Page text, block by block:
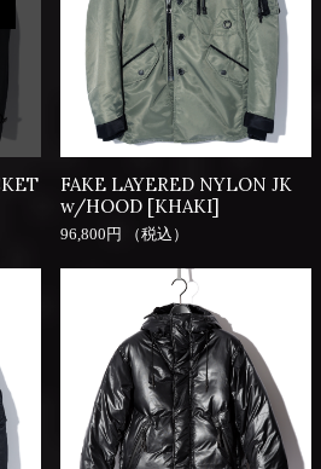
FAKE LAYERED NYLON JK
w/HOOD [KHAKI]
96,800円 （税込）